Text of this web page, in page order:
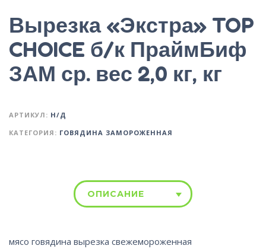
Вырезка «Экстра» TOP
CHOICE б/к ПраймБиф
ЗАМ ср. вес 2,0 кг, кг
АРТИКУЛ: Н/Д
КАТЕГОРИЯ: ГОВЯДИНА ЗАМОРОЖЕННАЯ
ОПИСАНИЕ
мясо говядина вырезка свежемороженная